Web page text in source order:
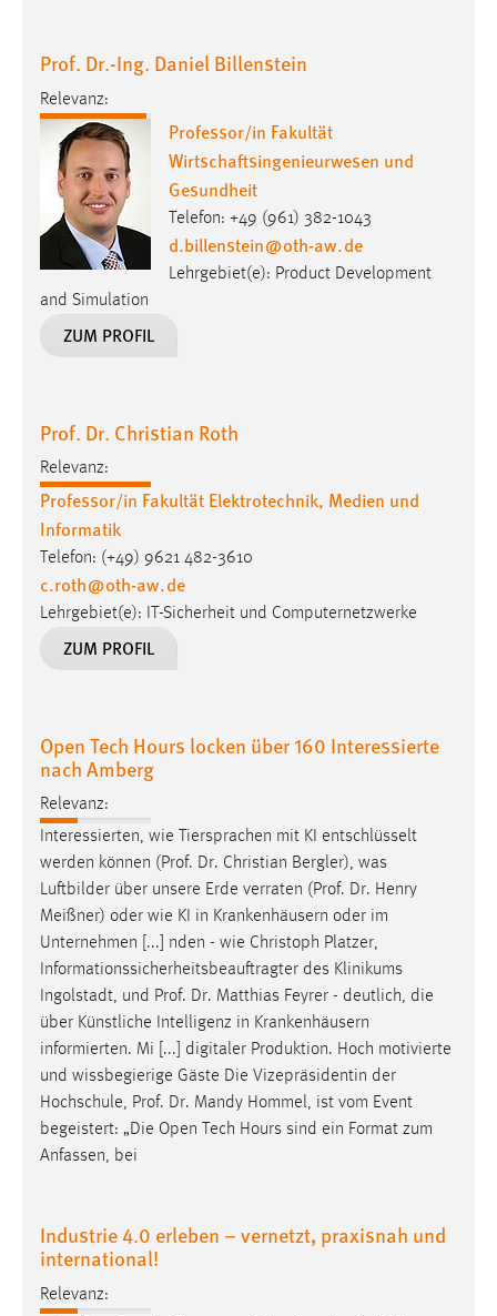
Prof. Dr.-Ing. Daniel Billenstein
Relevanz:
Professor/in Fakultät
Wirtschaftsingenieurwesen und
Gesundheit
Telefon: +49 (961) 382-1043
d.billenstein@oth-aw.de
Lehrgebiet(e): Product Development
and Simulation
ZUM PROFIL
Prof. Dr. Christian Roth
Relevanz:
Professor/in Fakultät Elektrotechnik, Medien und
Informatik
Telefon: (+49) 9621 482-3610
c.roth@oth-aw.de
Lehrgebiet(e): IT-Sicherheit und Computernetzwerke
ZUM PROFIL
Open Tech Hours locken über 160 Interessierte
nach Amberg
Relevanz:
Interessierten, wie Tiersprachen mit KI entschlüsselt
werden können (Prof. Dr. Christian Bergler), was
Luftbilder über unsere Erde verraten (Prof. Dr. Henry
Meißner) oder wie KI in Krankenhäusern oder im
Unternehmen [...] nden - wie Christoph Platzer,
Informationssicherheitsbeauftragter des Klinikums
Ingolstadt, und Prof. Dr. Matthias Feyrer - deutlich, die
über Künstliche Intelligenz in Krankenhäusern
informierten. Mi [...] digitaler Produktion. Hoch motivierte
und wissbegierige Gäste Die Vizepräsidentin der
Hochschule, Prof. Dr. Mandy Hommel, ist vom Event
begeistert: „Die Open Tech Hours sind ein Format zum
Anfassen, bei
Industrie 4.0 erleben – vernetzt, praxisnah und
international!
Relevanz: